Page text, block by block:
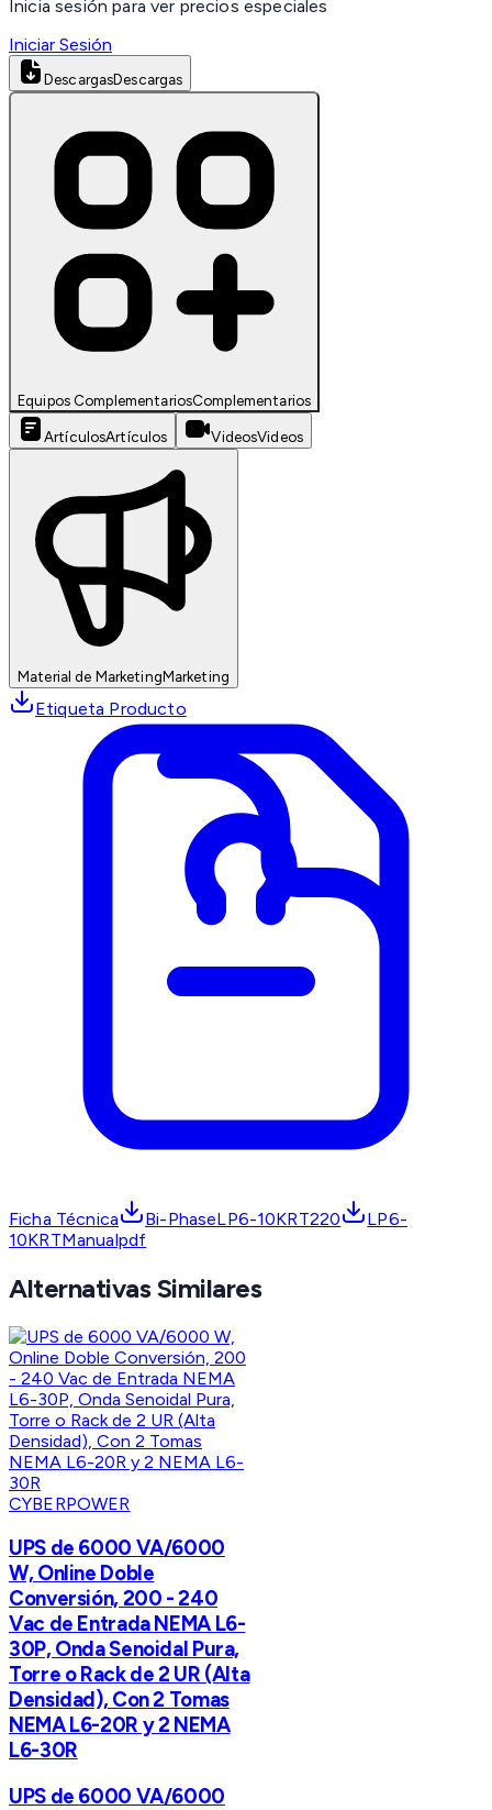
Inicia sesión para ver precios especiales
Iniciar Sesión
DescargasDescargas
Equipos ComplementariosComplementarios
ArtículosArtículos VideosVideos
Material de MarketingMarketing
Etiqueta Producto
Ficha Técnica Bi-PhaseLP6-10KRT220
LP6-
10KRTManualpdf
Alternativas Similares
CYBERPOWER
UPS de 6000 VA/6000
W, Online Doble
Conversión, 200 - 240
Vac de Entrada NEMA L6-
30P, Onda Senoidal Pura,
Torre o Rack de 2 UR (Alta
Densidad), Con 2 Tomas
NEMA L6-20R y 2 NEMA
L6-30R
UPS de 6000 VA/6000